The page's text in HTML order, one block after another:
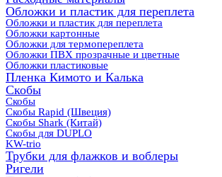
Обложки и пластик для переплета
Обложки и пластик для переплета
Обложки картонные
Обложки для термопереплета
Обложки ПВХ прозрачные и цветные
Обложки пластиковые
Пленка Кимото и Калька
Скобы
Скобы
Скобы Rapid (Швеция)
Скобы Shark (Китай)
Скобы для DUPLO
KW-trio
Трубки для флажков и воблеры
Ригели